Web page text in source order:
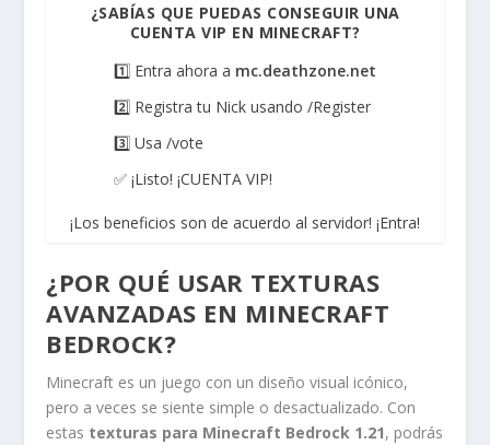
¿SABÍAS QUE PUEDAS CONSEGUIR UNA
CUENTA VIP EN MINECRAFT?
1️⃣ Entra ahora a mc.deathzone.net
2️⃣ Registra tu Nick usando /Register
3️⃣ Usa /vote
✅ ¡Listo! ¡CUENTA VIP!
¡Los beneficios son de acuerdo al servidor! ¡Entra!
¿POR QUÉ USAR TEXTURAS
AVANZADAS EN MINECRAFT
BEDROCK?
Minecraft es un juego con un diseño visual icónico,
pero a veces se siente simple o desactualizado. Con
estas texturas para Minecraft Bedrock 1.21, podrás